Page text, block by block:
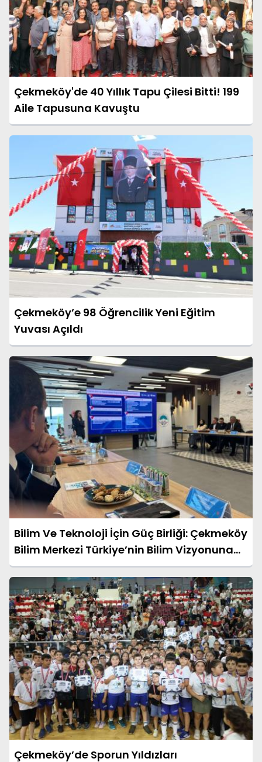
Çekmeköy'de 40 Yıllık Tapu Çilesi Bitti! 199
Aile Tapusuna Kavuştu
Çekmeköy’e 98 Öğrencilik Yeni Eğitim
Yuvası Açıldı
Bilim Ve Teknoloji İçin Güç Birliği: Çekmeköy
Bilim Merkezi Türkiye’nin Bilim Vizyonuna
Katkı Sundı
Çekmeköy’de Sporun Yıldızları